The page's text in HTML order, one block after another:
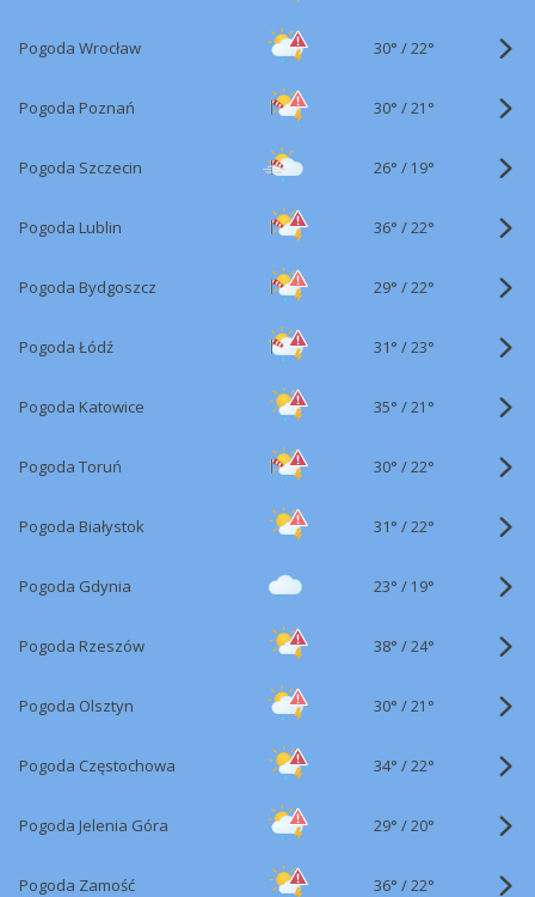
Pogoda Wrocław 30° /22°
Pogoda Poznań 30° /21°
Pogoda Szczecin 26° / 19°
Pogoda Lublin 36° /22°
Pogoda Bydgoszcz 29° /22°
Pogoda Łódź 31° /23°
Pogoda Katowice 35° /21°
Pogoda Toruń 30° /22°
Pogoda Białystok 31° /22°
Pogoda Gdynia 23° / 19°
Pogoda Rzeszów 38° /24°
Pogoda Olsztyn 30° /21°
Pogoda Częstochowa 34° /22°
Pogoda Jelenia Góra 29° /20°
Pogoda Zamość 36° /22°